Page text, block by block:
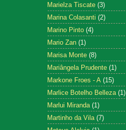
Marielza Tiscate (3)
Marina Colasanti (2)
Marino Pinto (4)
Mario Zan (1)
Marisa Monte (8)
Mariângela Prudente (1)
Markone Froes - A (15)
Marlice Botelho Belleza (1)
Marlui Miranda (1)
Martinho da Vila (7)